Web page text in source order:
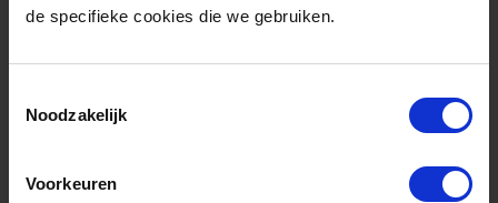
de specifieke cookies die we gebruiken.
Noodzakelijk
Voorkeuren